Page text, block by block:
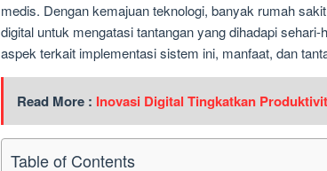
medis. Dengan kemajuan teknologi, banyak rumah
digital untuk mengatasi tantangan yang dihadapi
aspek terkait implementasi sistem ini, manfaat, dan
Read More : Inovasi Digital Tingkatkan
Table of Contents